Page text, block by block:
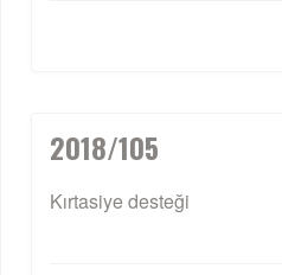
2018/105
Kırtasiye desteği